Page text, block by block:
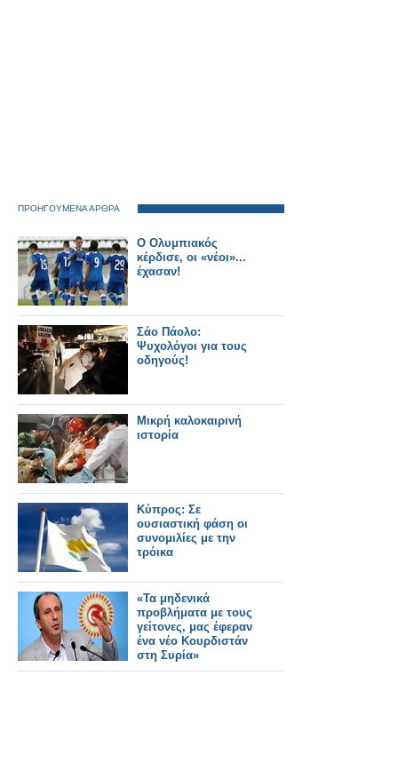
ΠΡΟΗΓΟΥΜΕΝΑ ΑΡΘΡΑ
Ο Ολυμπιακός
κέρδισε, οι «νέοι»...
έχασαν!
Σάο Πάολο:
Ψυχολόγοι για τους
οδηγούς!
Μικρή καλοκαιρινή
ιστορία
Κύπρος: Σε
ουσιαστική φάση οι
συνομιλίες με την
τρόικα
«Τα μηδενικά
προβλήματα με τους
γείτονες, μας έφεραν
ένα νέο Κουρδιστάν
στη Συρία»